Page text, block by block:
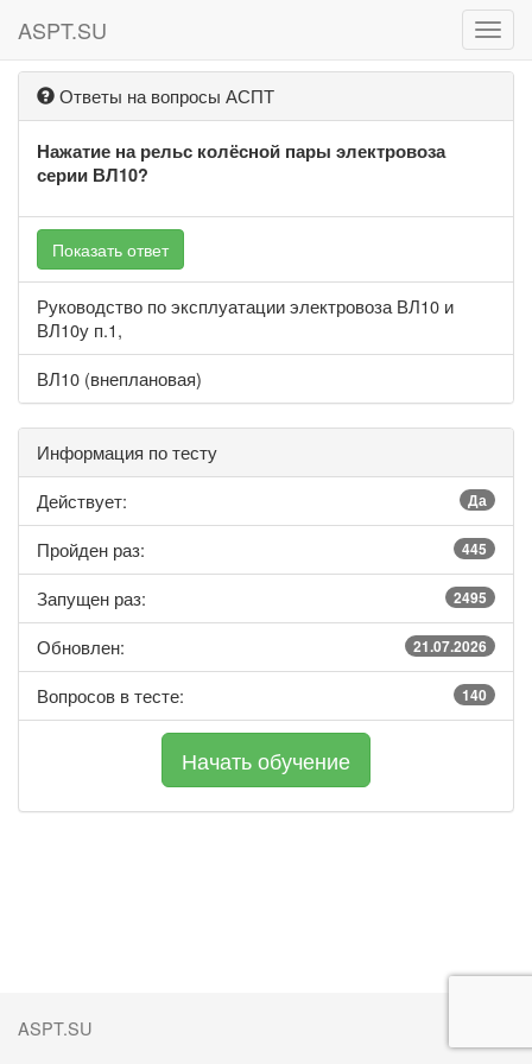
ASPT.SU
Ответы на вопросы АСПТ
Нажатие на рельс колёсной пары электровоза
серии ВЛ10?
Показать ответ
Руководство по эксплуатации электровоза ВЛ10 и
ВЛ10у п.1,
ВЛ10 (внеплановая)
Информация по тесту
Действует:
Да
Пройден раз: 445
Запущен раз: 2495
Обновлен: 21.07.2026
Вопросов в тесте: 140
ASPT.SU